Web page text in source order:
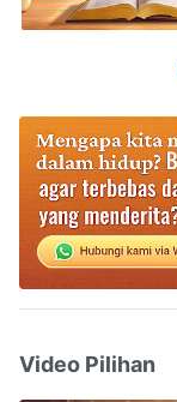
Video Pilihan